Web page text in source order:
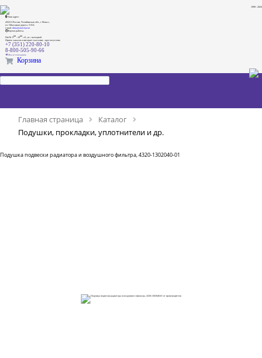
1999 - 2026
Наш адрес:
456313 Россия, Челябинская обл., г. Миасс,
ул. Объездная дорога, 5/35А
e-mail: dima@ural-skat.ru
Время работы:
Пн-Пт 900- 1800. сб., вс.: выходной
Прием заказов в интернет магазине - круглосуточно
+7 (351) 220-80-10
8-800-505-90-66
Мы в телеграмм
Корзина
Главная страница
Каталог
Подушки, прокладки, уплотнители и др.
Подушка подвески радиатора и воздушного фильтра, 4320-1302040-01